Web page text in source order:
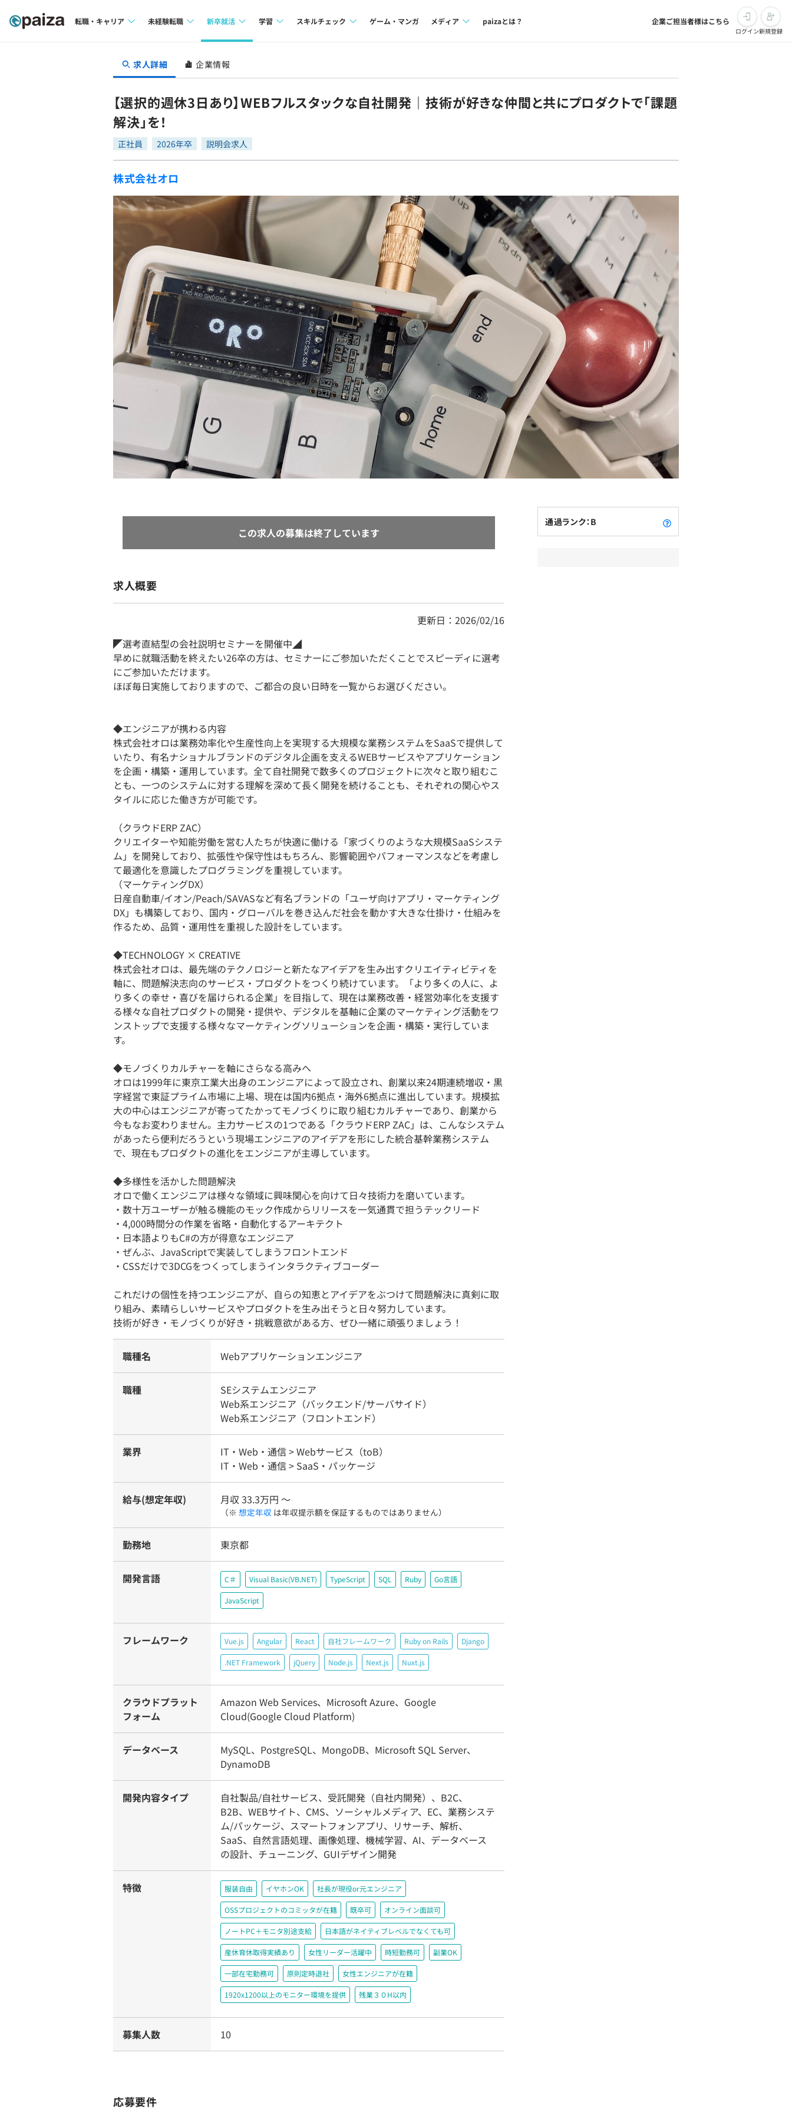
転職・キャリア
転職成功ガイド
未経験転職
求人検索
転職成功ガイド
新卒就活
本選考
インターン
就活成功ガイド
学習
4択課題
リファレンス
個人向けプラン
学校向けプラン
契約内容・クーポン
スキルチェック
評価結果一覧
ゲーム・マンガ メディア
note
paizaとは？ 企業ご担当者様はこちら
ログイン新規登録
求人詳細 企業情報
【選択的週休3日あり】WEBフルスタックな自社開発｜技術が好きな仲間と共にプロダクトで「課題
解決」を！
正社員 2026年卒 説明会求人
株式会社オロ
この求人の募集は終了しています
求人概要
更新日：2026/02/16
◤選考直結型の会社説明セミナーを開催中◢
早めに就職活動を終えたい26卒の方は、セミナーにご参加いただくことでスピーディに選考
にご参加いただけます。
ほぼ毎日実施しておりますので、ご都合の良い日時を一覧からお選びください。
◆エンジニアが携わる内容
株式会社オロは業務効率化や生産性向上を実現する大規模な業務システムをSaaSで提供して
いたり、有名ナショナルブランドのデジタル企画を支えるWEBサービスやアプリケーション
を企画・構築・運用しています。全て自社開発で数多くのプロジェクトに次々と取り組むこ
とも、一つのシステムに対する理解を深めて長く開発を続けることも、それぞれの関心やス
タイルに応じた働き方が可能です。
（クラウドERP ZAC）
クリエイターや知能労働を営む人たちが快適に働ける「家づくりのような大規模SaaSシステ
ム」を開発しており、拡張性や保守性はもちろん、影響範囲やパフォーマンスなどを考慮し
て最適化を意識したプログラミングを重視しています。
（マーケティングDX）
日産自動車/イオン/Peach/SAVASなど有名ブランドの「ユーザ向けアプリ・マーケティング
DX」も構築しており、国内・グローバルを巻き込んだ社会を動かす大きな仕掛け・仕組みを
作るため、品質・運用性を重視した設計をしています。
◆TECHNOLOGY × CREATIVE
株式会社オロは、最先端のテクノロジーと新たなアイデアを生み出すクリエイティビティを
軸に、問題解決志向のサービス・プロダクトをつくり続けています。「より多くの人に、よ
り多くの幸せ・喜びを届けられる企業」を目指して、現在は業務改善・経営効率化を支援す
る様々な自社プロダクトの開発・提供や、デジタルを基軸に企業のマーケティング活動をワ
ンストップで支援する様々なマーケティングソリューションを企画・構築・実行していま
す。
◆モノづくりカルチャーを軸にさらなる高みへ
オロは1999年に東京工業大出身のエンジニアによって設立され、創業以来24期連続増収・黒
字経営で東証プライム市場に上場、現在は国内6拠点・海外6拠点に進出しています。規模拡
大の中心はエンジニアが寄ってたかってモノづくりに取り組むカルチャーであり、創業から
今もなお変わりません。主力サービスの1つである「クラウドERP ZAC」は、こんなシステム
があったら便利だろうという現場エンジニアのアイデアを形にした統合基幹業務システム
で、現在もプロダクトの進化をエンジニアが主導しています。
◆多様性を活かした問題解決
オロで働くエンジニアは様々な領域に興味関心を向けて日々技術力を磨いています。
・数十万ユーザーが触る機能のモック作成からリリースを一気通貫で担うテックリード
・4,000時間分の作業を省略・自動化するアーキテクト
・日本語よりもC#の方が得意なエンジニア
・ぜんぶ、JavaScriptで実装してしまうフロントエンド
・CSSだけで3DCGをつくってしまうインタラクティブコーダー
これだけの個性を持つエンジニアが、自らの知恵とアイデアをぶつけて問題解決に真剣に取
り組み、素晴らしいサービスやプロダクトを生み出そうと日々努力しています。
技術が好き・モノづくりが好き・挑戦意欲がある方、ぜひ一緒に頑張りましょう！
職種名 Webアプリケーションエンジニア
職種
SEシステムエンジニア
Web系エンジニア（バックエンド/サーバサイド）
Web系エンジニア（フロントエンド）
業界
IT・Web・通信 > Webサービス（toB）
IT・Web・通信 > SaaS・パッケージ
給与(想定年収) 月収 33.3万円 〜
（※ 想定年収 は年収提示額を保証するものではありません）
勤務地 東京都
開発言語 C＃ Visual Basic(VB.NET) TypeScript SQL Ruby Go言語
JavaScript
フレームワーク Vue.js Angular React 自社フレームワーク Ruby on Rails Django
.NET Framework jQuery Node.js Next.js Nuxt.js
クラウドプラット
フォーム
Amazon Web Services、Microsoft Azure、Google
Cloud(Google Cloud Platform)
データベース
MySQL、PostgreSQL、MongoDB、Microsoft SQL Server、
DynamoDB
開発内容タイプ
自社製品/自社サービス、受託開発（自社内開発）、B2C、
B2B、WEBサイト、CMS、ソーシャルメディア、EC、業務システ
ム/パッケージ、スマートフォンアプリ、リサーチ、解析、
SaaS、自然言語処理、画像処理、機械学習、AI、データベース
の設計、チューニング、GUIデザイン開発
特徴 服装自由 イヤホンOK 社長が現役or元エンジニア
OSSプロジェクトのコミッタが在籍 既卒可 オンライン面談可
ノートPC＋モニタ別途支給 日本語がネイティブレベルでなくても可
産休育休取得実績あり 女性リーダー活躍中 時短勤務可 副業OK
一部在宅勤務可 原則定時退社 女性エンジニアが在籍
1920x1200以上のモニター環境を提供 残業３０H以内
募集人数 10
応募要件
通過ランク：B